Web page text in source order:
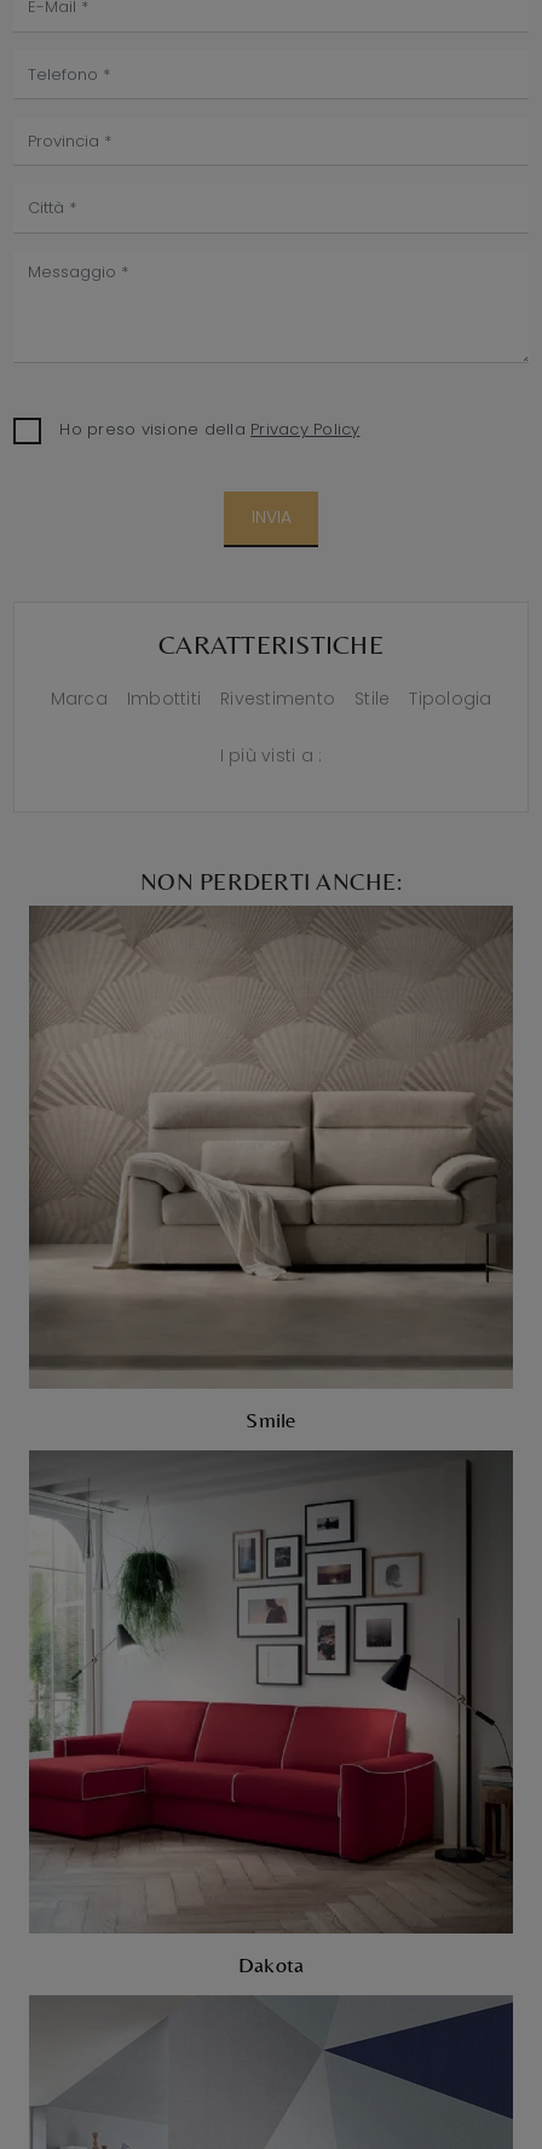
Ho preso visione della Privacy Policy
INVIA
CARATTERISTICHE
Marca Imbottiti Rivestimento Stile Tipologia
I più visti a :
NON PERDERTI ANCHE:
Smile
Dakota